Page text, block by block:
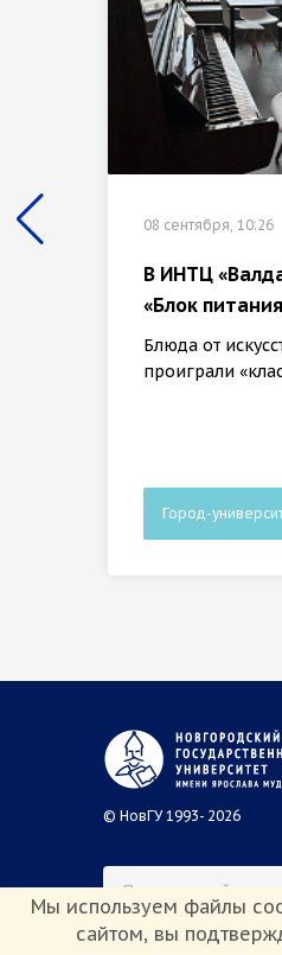
08 сентября, 10:26
В ИНТЦ
«Блок
Блюда от
проиграли
Город-
© НовГУ 1993- 2026
Мы используем файлы
сайтом, вы